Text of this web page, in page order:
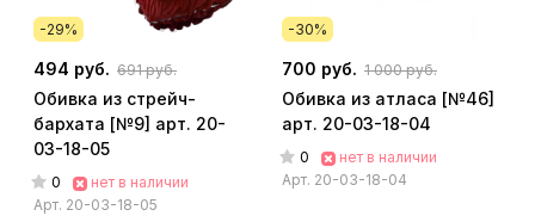
-29%
494 руб. 691 руб.
Обивка из стрейч-
бархата [№9] арт. 20-
03-18-05
0
нет в наличии
Арт. 20-03-18-05
-30%
700 руб. 1 000 руб.
Обивка из атласа [№46]
арт. 20-03-18-04
0
нет в наличии
Арт. 20-03-18-04